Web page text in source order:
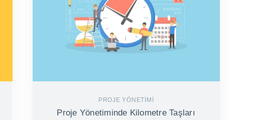
PROJE YÖNETIMI
Proje Yönetiminde Kilometre Taşları